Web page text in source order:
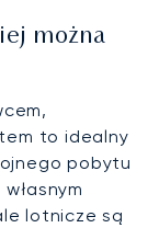
można
to idealny
pobytu
lotnicze są